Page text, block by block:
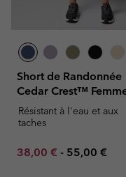
Short de Randonnée
Cedar Crest™
Résistant à l'eau et aux
taches
Minimum sale price:
38,00 € - Maximum
55,00 €